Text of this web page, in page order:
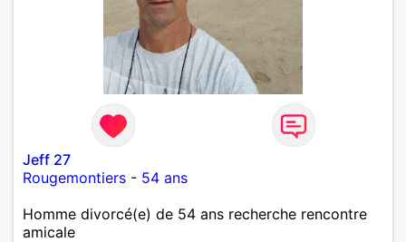
Jeff 27
Rougemontiers - 54 ans
Homme divorcé(e) de 54 ans recherche rencontre
amicale